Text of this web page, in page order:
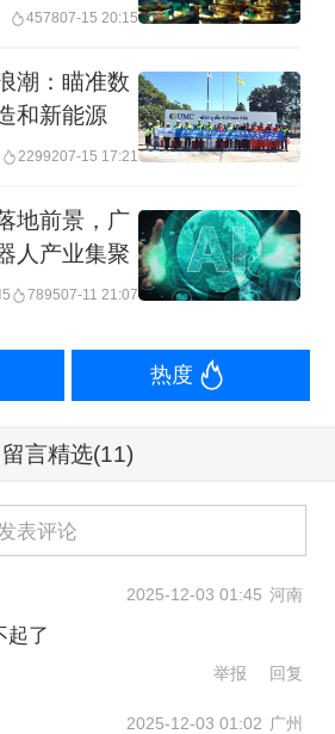
值的同时带动就业岗位。
会在处理后以原料的形
绒服和羽绒被厂家，羽球
示，2024年，六安全市
余万只（“十四五”时期的
产值超189亿元。
求
工艺的提升，六安的羽
全链条发展不断壮大。
，20多年来，随着生产
断改进，羽毛球制作周期
道工序减少到约10道。
457807-15 20:15
潮：瞄准数
和新能源
2299207-15 17:21
地前景，广
人产业集聚
5 789507-11 21:07
热度
留言精选(11)
表评论
2025-12-03 01:45 河南
起了
举报 回复
2025-12-03 01:02 广州